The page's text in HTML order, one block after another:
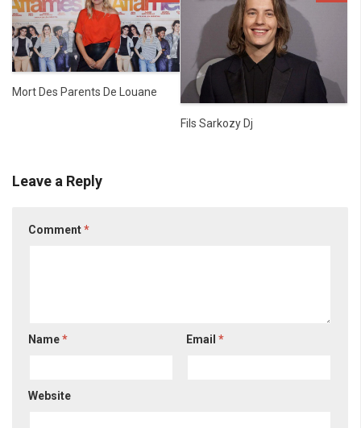
Mort Des Parents De Louane
Fils Sarkozy Dj
Leave a Reply
Comment*
Name* Email*
Website